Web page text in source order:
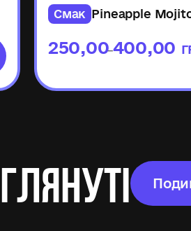
Смак Pineapple
250,00
–400,00